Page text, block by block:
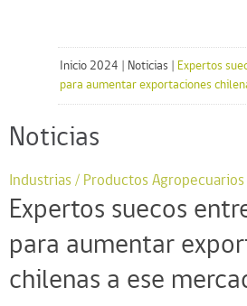
Inicio 2024 Noticias
Expertos
para aumentar exportaciones
Noticias
Industrias / Productos Agropecuarios
Expertos suecos
para aumentar
chilenas a ese